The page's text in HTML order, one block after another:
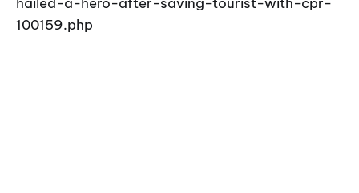
100159.php